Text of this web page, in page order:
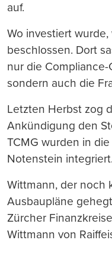
auf.
Wo investiert
beschlossen. Dort
nur die Compliance-
sondern auch die
Letzten Herbst zog
Ankündigung den
TCMG wurden in
Notenstein integriert.
Wittmann, der noch
Ausbaupläne
Zürcher
Wittmann von